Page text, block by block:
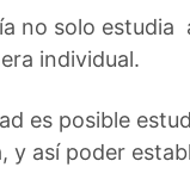
no solo estudia
individual.
es posible
y así poder